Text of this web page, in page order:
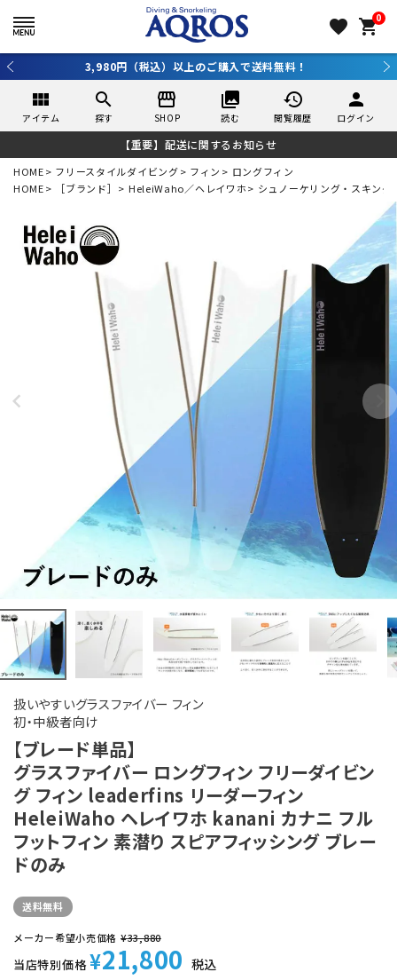
favorite 0
shopping_cart
3,980円（税込）以上のご購入で送料無料！
view_module
アイテム
search
探す
storefront
SHOP
collections
読む
history
閲覧履歴
person
ログイン
【重要】配送に関するお知らせ
HOME フリースタイルダイビング フィン
ロングフィン
HOME
［ブランド］ HeleiWaho／ヘレイワホ シュノーケリング・スキンダ
扱いやすいグラスファイバー フィン
初・中級者向け
【ブレード単品】
グラスファイバー ロングフィン フリーダイビン
グ フィン leaderfins リーダーフィン
HeleiWaho ヘレイワホ kanani カナニ フル
フットフィン 素潜り スピアフィッシング ブレー
ドのみ
送料無料
メーカー希望小売価格 ¥33,880
当店特別価格 ¥21,800 税込